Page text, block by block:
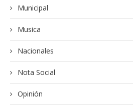
Municipal
Musica
Nacionales
Nota Social
Opinión